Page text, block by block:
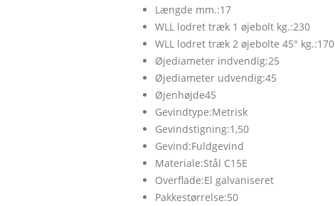
Længde mm.:17
WLL lodret træk 1 øjebolt kg.:230
WLL lodret træk 2 øjebolte 45° kg.:170
Øjediameter indvendig:25
Øjediameter udvendig:45
Øjenhøjde45
Gevindtype:Metrisk
Gevindstigning:1,50
Gevind:Fuldgevind
Materiale:Stål C15E
Overflade:El galvaniseret
Pakkestørrelse:50